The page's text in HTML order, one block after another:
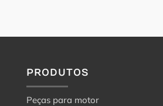
PRODUTOS
Peças para motor